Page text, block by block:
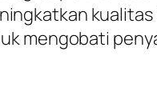
mengobati